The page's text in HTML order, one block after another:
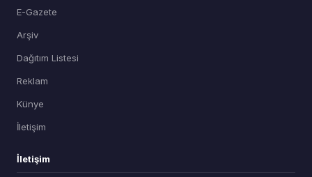
E-Gazete
Arşiv
Dağıtım Listesi
Reklam
Künye
İletişim
İletişim